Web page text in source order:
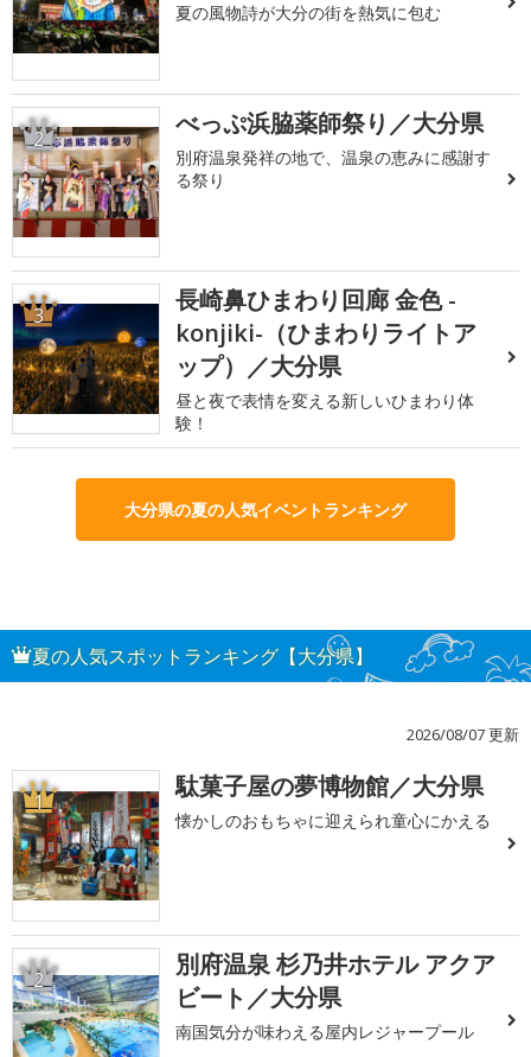
夏の風物詩が大分の街を熱気に包む
2 べっぷ浜脇薬師祭り／大分県
別府温泉発祥の地で、温泉の恵みに感謝す
る祭り
3
長崎鼻ひまわり回廊 金色 -
konjiki-（ひまわりライトア
ップ）／大分県
昼と夜で表情を変える新しいひまわり体
験！
大分県の夏の人気イベントランキング
夏の人気スポットランキング【大分県】
2026/08/07 更新
1 駄菓子屋の夢博物館／大分県
懐かしのおもちゃに迎えられ童心にかえる
2
別府温泉 杉乃井ホテル アクア
ビート／大分県
南国気分が味わえる屋内レジャープール